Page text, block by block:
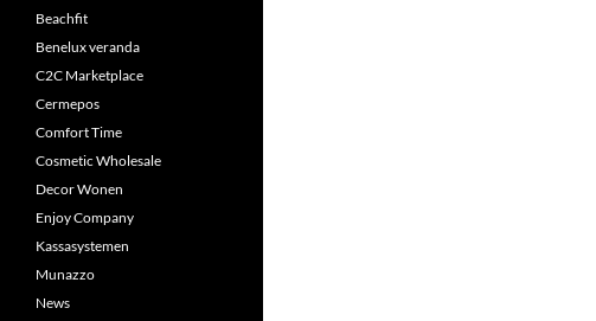
Beachfit
Benelux veranda
C2C Marketplace
Cermepos
Comfort Time
Cosmetic Wholesale
Decor Wonen
Enjoy Company
Kassasystemen
Munazzo
News